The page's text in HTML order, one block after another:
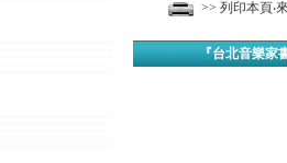
>> 列印本頁‧
『台北音樂家